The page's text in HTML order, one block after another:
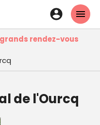
En-
tête
-
grands rendez-vous
de l'Ourcq